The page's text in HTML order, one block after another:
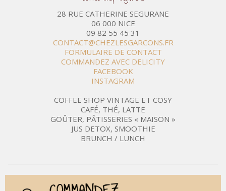
28 RUE CATHERINE SEGURANE
06 000 NICE
09 82 55 45 31
CONTACT@CHEZLESGARCONS.FR
FORMULAIRE DE CONTACT
COMMANDEZ AVEC DELICITY
FACEBOOK
INSTAGRAM
COFFEE SHOP VINTAGE ET COSY
CAFÉ, THÉ, LATTE
GOÛTER, PÂTISSERIES « MAISON »
JUS DETOX, SMOOTHIE
BRUNCH / LUNCH